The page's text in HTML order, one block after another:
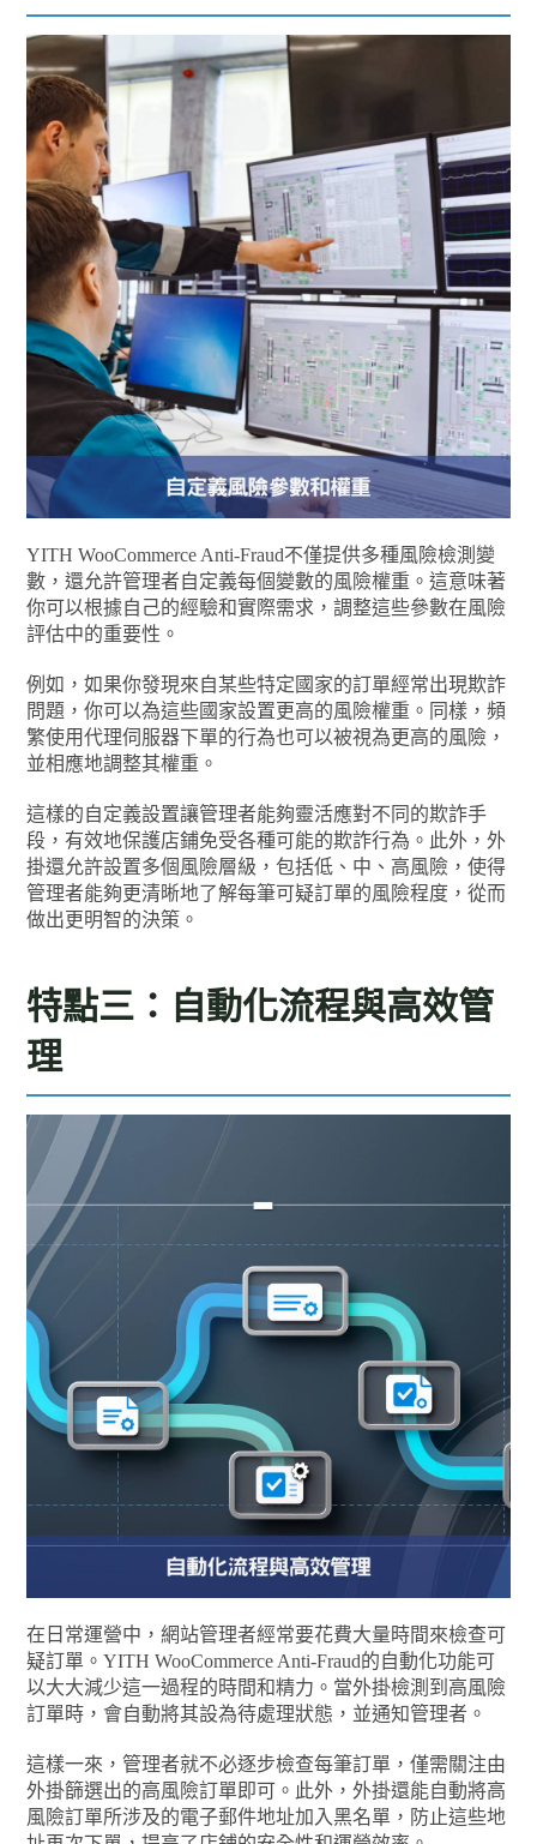
YITH WooCommerce Anti-Fraud不僅提供多種風險檢測變
數，還允許管理者自定義每個變數的風險權重。這意味著
你可以根據自己的經驗和實際需求，調整這些參數在風險
評估中的重要性。
例如，如果你發現來自某些特定國家的訂單經常出現欺詐
問題，你可以為這些國家設置更高的風險權重。同樣，頻
繁使用代理伺服器下單的行為也可以被視為更高的風險，
並相應地調整其權重。
這樣的自定義設置讓管理者能夠靈活應對不同的欺詐手
段，有效地保護店鋪免受各種可能的欺詐行為。此外，外
掛還允許設置多個風險層級，包括低、中、高風險，使得
管理者能夠更清晰地了解每筆可疑訂單的風險程度，從而
做出更明智的決策。
特點三：自動化流程與高效管
理
在日常運營中，網站管理者經常要花費大量時間來檢查可
疑訂單。YITH WooCommerce Anti-Fraud的自動化功能可
以大大減少這一過程的時間和精力。當外掛檢測到高風險
訂單時，會自動將其設為待處理狀態，並通知管理者。
這樣一來，管理者就不必逐步檢查每筆訂單，僅需關注由
外掛篩選出的高風險訂單即可。此外，外掛還能自動將高
風險訂單所涉及的電子郵件地址加入黑名單，防止這些地